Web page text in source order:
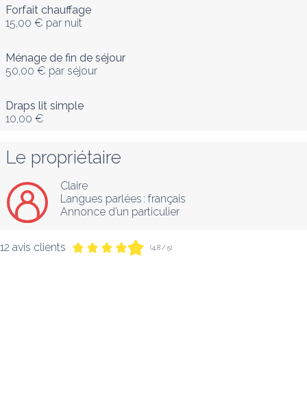
Forfait chauffage
15,00 € par nuit
Ménage de fin de séjour
50,00 € par séjour
Draps lit simple
10,00 €
Le propriétaire
Claire
Langues parlées : français
Annonce d’un particulier
12 avis clients (4,8 / 5)